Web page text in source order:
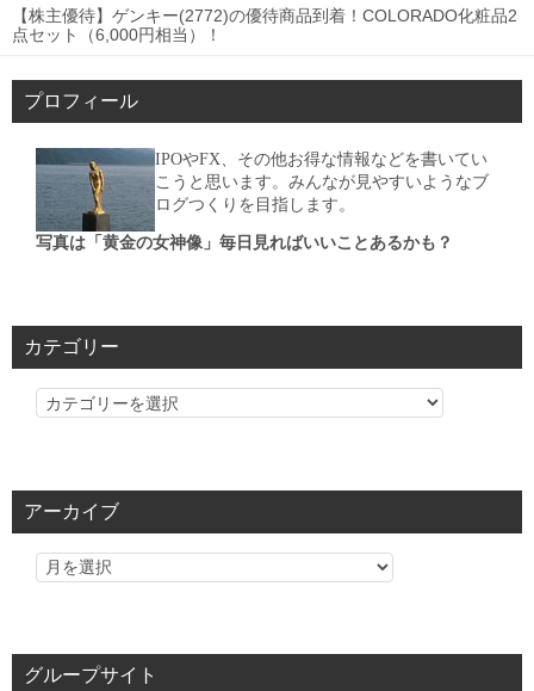
【株主優待】ゲンキー(2772)の優待商品到着！COLORADO化粧品2
点セット（6,000円相当）！
プロフィール
IPOやFX、その他お得な情報などを書いてい
こうと思います。みんなが見やすいようなブ
ログつくりを目指します。
写真は「黄金の女神像」毎日見ればいいことあるかも？
カテゴリー
カ
リ
アーカイブ
グループサイト